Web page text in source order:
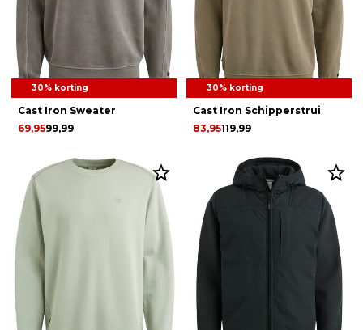
30% korting
Cast Iron Sweater
99,99
69,95
30% korting
Cast Iron Schipperstrui
119,99
83,95